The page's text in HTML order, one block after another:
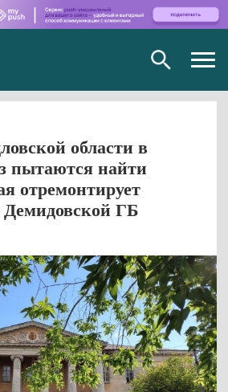
области в
пытаются найти
отремонтирует
ГБ